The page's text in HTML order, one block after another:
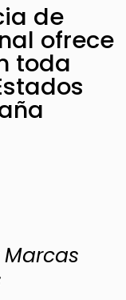
de
ofrece
toda